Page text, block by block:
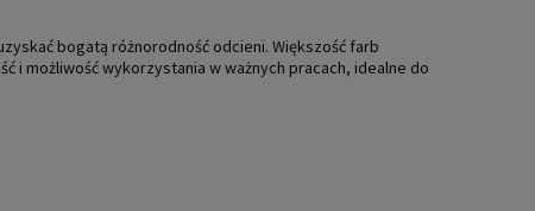
bogatą różnorodność odcieni. Większość farb
i możliwość wykorzystania w ważnych pracach, idealne do